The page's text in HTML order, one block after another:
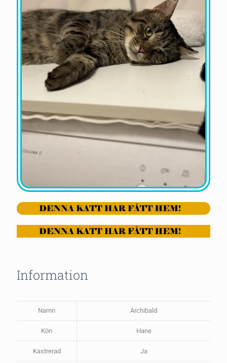
Information
Namn Archibald
Kön Hane
Kastrerad Ja